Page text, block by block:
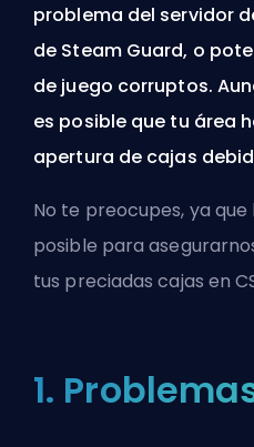
problema del servidor
de Steam Guard, o
de juego corruptos.
es posible que tu área
apertura de cajas
No te preocupes, ya
posible para
tus preciadas cajas en
1.